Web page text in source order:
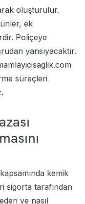
oluşturulur.
ek
Poliçeye
yansıyacaktır.
süreçleri
kemik
sigorta tarafından
ve nasıl